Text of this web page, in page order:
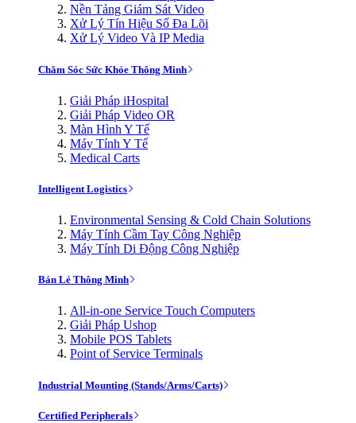
Nền Tảng Giám Sát Video
Xử Lý Tín Hiệu Số Đa Lõi
Xử Lý Video Và IP Media
Chăm Sóc Sức Khỏe Thông Minh
Giải Pháp iHospital
Giải Pháp Video OR
Màn Hình Y Tế
Máy Tính Y Tế
Medical Carts
Intelligent Logistics
Environmental Sensing & Cold Chain Solutions
Máy Tính Cầm Tay Công Nghiệp
Máy Tính Di Động Công Nghiệp
Bán Lẻ Thông Minh
All-in-one Service Touch Computers
Giải Pháp Ushop
Mobile POS Tablets
Point of Service Terminals
Industrial Mounting (Stands/Arms/Carts)
Certified Peripherals